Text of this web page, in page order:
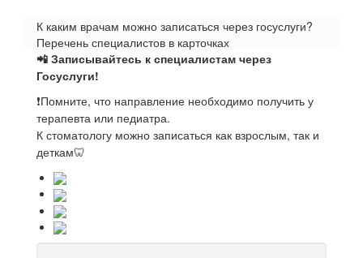
К каким врачам можно записаться через госуслуги?
Перечень специалистов в карточках
📲 Записывайтесь к специалистам через
Госуслуги!
❗Помните, что направление необходимо получить у
терапевта или педиатра.
К стоматологу можно записаться как взрослым, так и
деткам🦷